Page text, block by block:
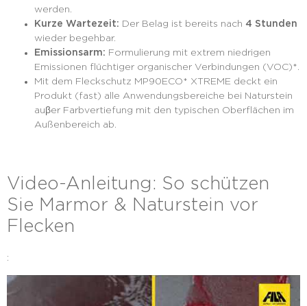
werden.
Kurze Wartezeit: Der Belag ist bereits nach 4 Stunden
wieder begehbar.
Emissionsarm: Formulierung mit extrem niedrigen
Emissionen flüchtiger organischer Verbindungen (VOC)*.
Mit dem Fleckschutz MP90ECO* XTREME deckt ein
Produkt (fast) alle Anwendungsbereiche bei Naturstein
auβer Farbvertiefung mit den typischen Oberflächen im
Außenbereich ab.
Video-Anleitung: So schützen
Sie Marmor & Naturstein vor
Flecken
: